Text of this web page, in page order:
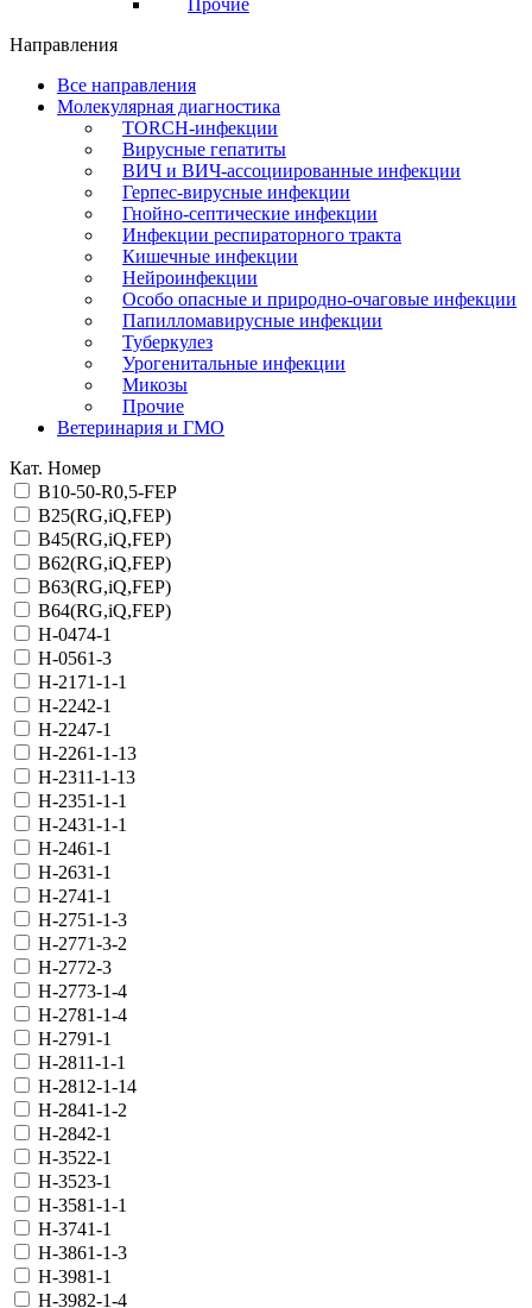
Направления
Все направления
Молекулярная диагностика
TORCH-инфекции
Вирусные гепатиты
ВИЧ и ВИЧ-ассоциированные инфекции
Герпес-вирусные инфекции
Гнойно-септические инфекции
Инфекции респираторного тракта
Кишечные инфекции
Нейроинфекции
Особо опасные и природно-очаговые инфекции
Папилломавирусные инфекции
Туберкулез
Урогенитальные инфекции
Микозы
Прочие
Ветеринария и ГМО
Кат. Номер
B10-50-R0,5-FEP
B25(RG,iQ,FEP)
B45(RG,iQ,FEP)
B62(RG,iQ,FEP)
B63(RG,iQ,FEP)
B64(RG,iQ,FEP)
H-0474-1
H-0561-3
H-2171-1-1
H-2242-1
H-2247-1
H-2261-1-13
H-2311-1-13
H-2351-1-1
H-2431-1-1
H-2461-1
H-2631-1
H-2741-1
H-2751-1-3
H-2771-3-2
H-2772-3
H-2773-1-4
H-2781-1-4
H-2791-1
H-2811-1-1
H-2812-1-14
H-2841-1-2
H-2842-1
H-3522-1
H-3523-1
H-3581-1-1
H-3741-1
H-3861-1-3
H-3981-1
H-3982-1-4